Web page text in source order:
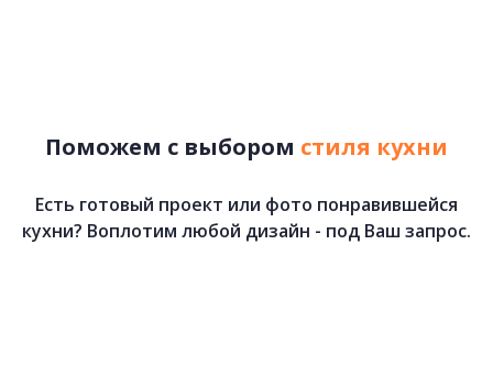
Поможем с выбором стиля кухни
Есть готовый проект или фото понравившейся
кухни? Воплотим любой дизайн - под Ваш запрос.